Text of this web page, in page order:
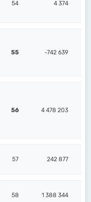
54 4 374
55 -742 639
56 4 478 203
57 242 877
58 1 388 344